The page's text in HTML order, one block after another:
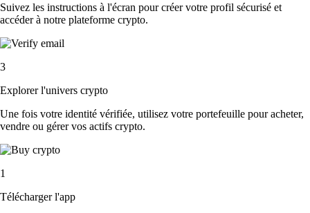
Suivez les instructions à l'écran pour créer votre profil sécurisé et
accéder à notre plateforme crypto.
3
Explorer l'univers crypto
Une fois votre identité vérifiée, utilisez votre portefeuille pour acheter,
vendre ou gérer vos actifs crypto.
1
Télécharger l'app